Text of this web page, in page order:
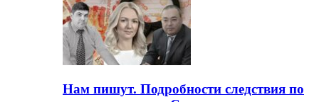
Нам пишут. Подробности следствия по